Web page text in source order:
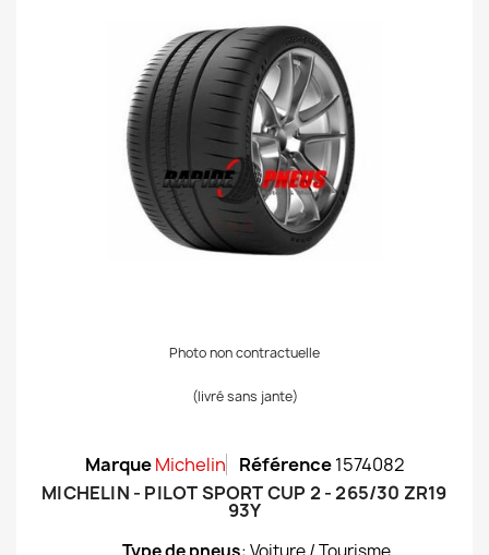
Photo non contractuelle
(livré sans jante)
Marque Michelin Référence 1574082
MICHELIN - PILOT SPORT CUP 2 - 265/30 ZR19
93Y